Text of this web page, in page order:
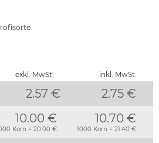
exkl. MwSt. inkl. MwSt.
2.57 € 2.75 €
10.00 €
Korn = 20.00 €
10.70 €
1000 Korn = 21.40 €